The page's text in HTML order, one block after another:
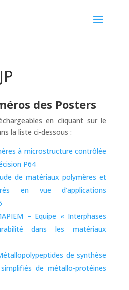
des Posters
en cliquant sur le
la liste ci-dessous :
à microstructure contrôlée
P64
de matériaux polymères et
en vue d’applications
– Equipe « Interphases
dans les matériaux
de synthèse
de métallo-protéines